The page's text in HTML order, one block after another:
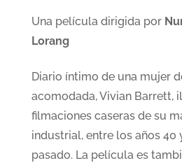
Una película dirigida por
Lorang
Diario íntimo de una mujer
acomodada, Vivian Barrett,
filmaciones caseras de su
industrial, entre los años 40
pasado. La película es